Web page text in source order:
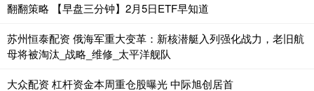
翻翻策略 【早盘三分钟】2月5日ETF早知道
苏州恒泰配资 俄海军重大变革：新核潜艇入列强化战力，老旧航
母将被淘汰_战略_维修_太平洋舰队
大众配资 杠杆资金本周重仓股曝光 中际旭创居首